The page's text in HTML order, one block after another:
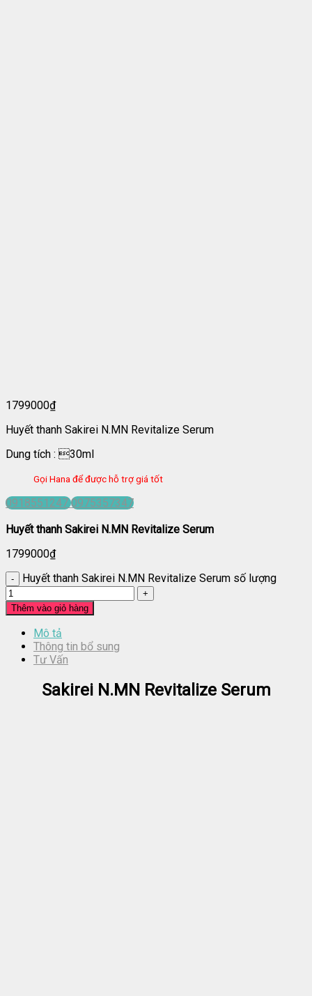
1799000₫
Huyết thanh Sakirei N.MN Revitalize Serum
Dung tích : 30ml
Gọi Hana để được hỗ trợ giá tốt
0918551247 0975357347
Huyết thanh Sakirei N.MN Revitalize Serum
1799000₫
Huyết thanh Sakirei N.MN Revitalize Serum số lượng
Thêm vào giỏ hàng
Mô tả
Thông tin bổ sung
Tư Vấn
Sakirei N.MN Revitalize Serum